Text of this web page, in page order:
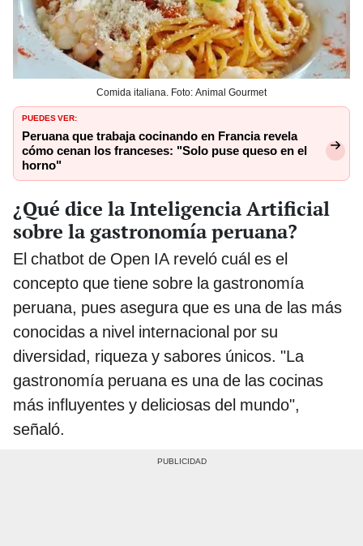
Comida italiana. Foto: Animal Gourmet
PUEDES VER:
Peruana que trabaja cocinando en Francia revela
cómo cenan los franceses: "Solo puse queso en el
horno"
¿Qué dice la Inteligencia Artificial
sobre la gastronomía peruana?
El chatbot de Open IA reveló cuál es el
concepto que tiene sobre la gastronomía
peruana, pues asegura que es una de las más
conocidas a nivel internacional por su
diversidad, riqueza y sabores únicos. "La
gastronomía peruana es una de las cocinas
más influyentes y deliciosas del mundo",
señaló.